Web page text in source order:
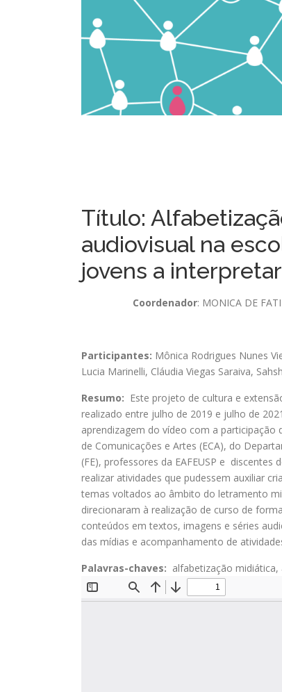
Título:
audiovisual na
jovens a
Coordenador: MONICA DE
Participantes: Mônica Rodrigues Nunes
Lucia Marinelli, Cláudia Viegas Saraiva,
Resumo: Este projeto de cultura e
realizado entre julho de 2019 e julho de
aprendizagem do vídeo com a participação
de Comunicações e Artes (ECA), do
(FE), professores da EAFEUSP e
realizar atividades que pudessem auxiliar
temas voltados ao âmbito do letramento
direcionaram à realização de curso de
conteúdos em textos, imagens e séries
das mídias e acompanhamento de
Palavras-chaves: alfabetização midiática,